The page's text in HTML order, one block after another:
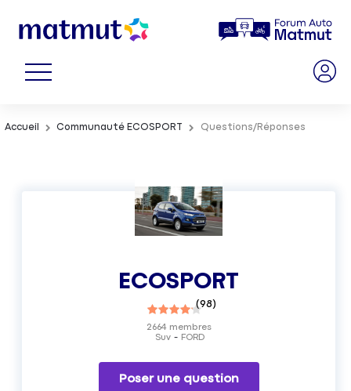
Accueil Communauté ECOSPORT Questions/Réponses
ECOSPORT
(98)
Suv FORD
2664membres
Poser une question